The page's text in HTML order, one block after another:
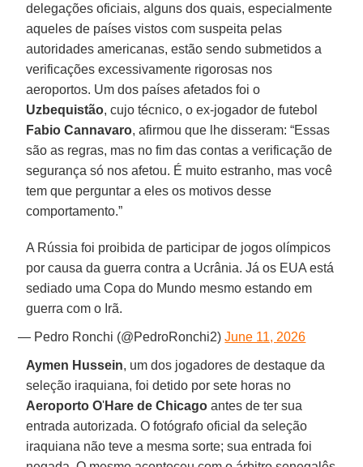
delegações oficiais, alguns dos quais, especialmente
aqueles de países vistos com suspeita pelas
autoridades americanas, estão sendo submetidos a
verificações excessivamente rigorosas nos
aeroportos. Um dos países afetados foi o
Uzbequistão, cujo técnico, o ex-jogador de futebol
Fabio Cannavaro, afirmou que lhe disseram: “Essas
são as regras, mas no fim das contas a verificação de
segurança só nos afetou. É muito estranho, mas você
tem que perguntar a eles os motivos desse
comportamento.”
A Rússia foi proibida de participar de jogos olímpicos
por causa da guerra contra a Ucrânia. Já os EUA está
sediado uma Copa do Mundo mesmo estando em
guerra com o Irã.
— Pedro Ronchi (@PedroRonchi2)June 11, 2026
Aymen Hussein, um dos jogadores de destaque da
seleção iraquiana, foi detido por sete horas no
Aeroporto O'Hare de Chicago antes de ter sua
entrada autorizada. O fotógrafo oficial da seleção
iraquiana não teve a mesma sorte; sua entrada foi